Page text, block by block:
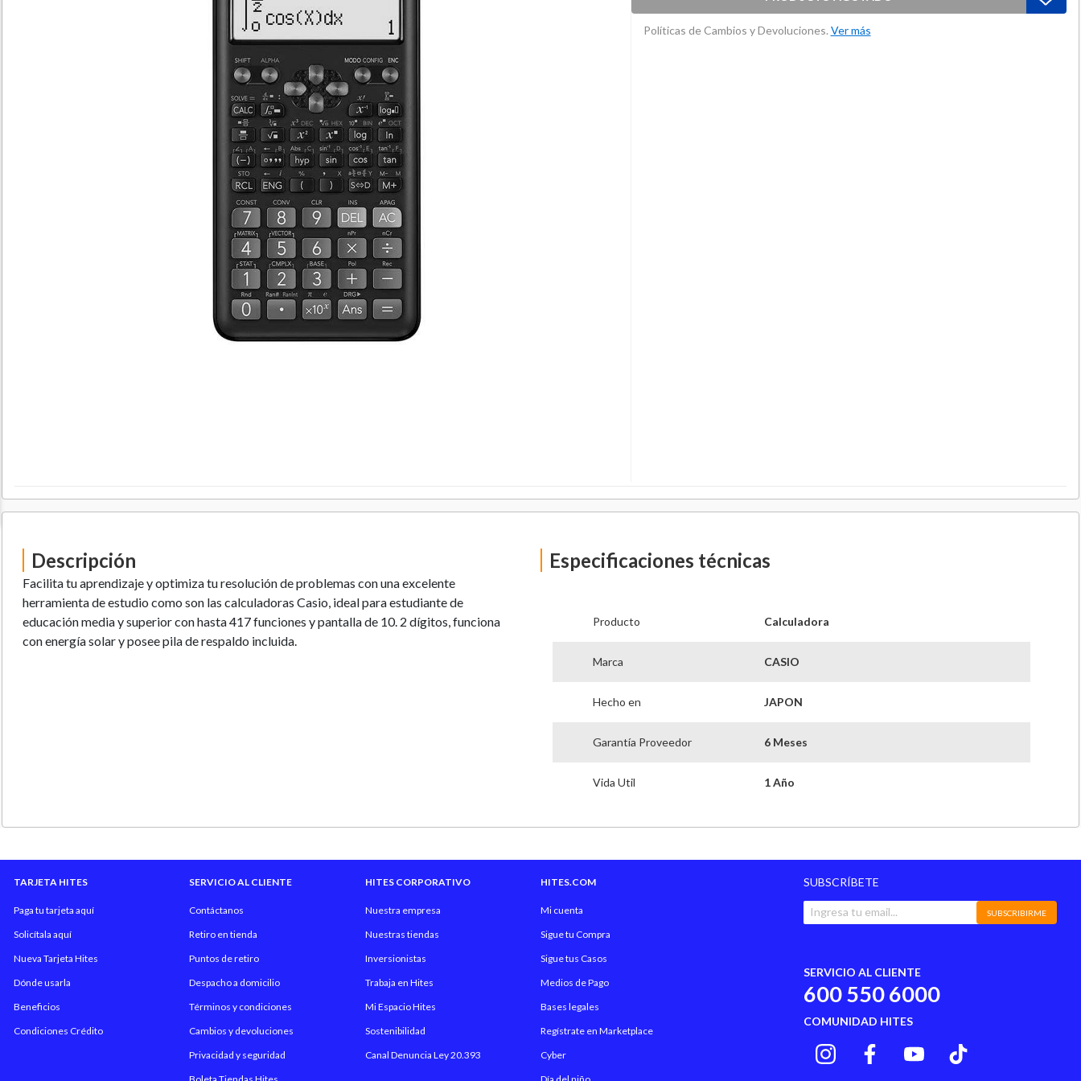
Políticas de Cambios y Devoluciones. Ver más
Descripción
Facilita tu aprendizaje y optimiza tu resolución de problemas con una excelente
herramienta de estudio como son las calculadoras Casio, ideal para estudiante de
educación media y superior con hasta 417 funciones y pantalla de 10. 2 dígitos, funciona
con energía solar y posee pila de respaldo incluida.
Especificaciones técnicas
Producto Calculadora
Marca CASIO
Hecho en JAPON
Garantía Proveedor 6 Meses
Vida Util 1 Año
TARJETA HITES
Paga tu tarjeta aquí
Solicítala aquí
Nueva Tarjeta Hites
Dónde usarla
Beneficios
Condiciones Crédito
SERVICIO AL CLIENTE
Contáctanos
Retiro en tienda
Puntos de retiro
Despacho a domicilio
Términos y condiciones
Cambios y devoluciones
Privacidad y seguridad
HITES CORPORATIVO
Nuestra empresa
Nuestras tiendas
Inversionistas
Trabaja en Hites
Mi Espacio Hites
Sostenibilidad
Canal Denuncia Ley 20.393
HITES.COM
Mi cuenta
Sigue tu Compra
Sigue tus Casos
Medios de Pago
Bases legales
Regístrate en Marketplace
Cyber
SUBSCRÍBETE
SUBSCRIBIRME
SERVICIO AL CLIENTE
600 550 6000
COMUNIDAD HITES